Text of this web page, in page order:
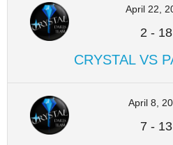
April 22,
2 - 18
CRYSTAL VS
April 8,
7 - 13